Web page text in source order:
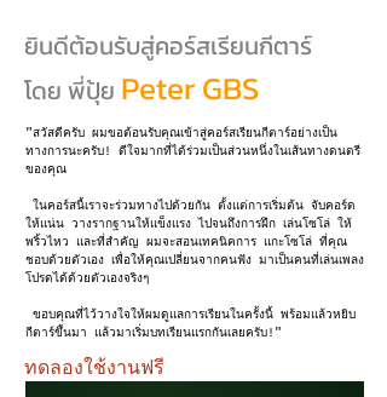
ยินดีต้อนรับสู่คอร์สเรียนกีตาร์
โดย พี่ปุ้ย Peter GBS
"สวัสดีครับ ผมขอต้อนรับคุณเข้าสู่คอร์สเรียนกีตาร์อย่างเป็น
ทางการนะครับ! ดีใจมากที่ได้ร่วมเป็นส่วนหนึ่งในเส้นทางดนตรี
ของคุณ
ในคอร์สนี้เราจะร่วมทางไปด้วยกัน ตั้งแต่การเริ่มต้น จับคอร์ด
ให้แน่น วางรากฐานให้แข็งแรง ไปจนถึงการฝึก เล่นโซโล่ ให้
พริ้วไหว และที่สำคัญ ผมจะสอนเทคนิคการ แกะโซโล่ ที่คุณ
ชอบด้วยตัวเอง เพื่อให้คุณเปลี่ยนจากคนฟัง มาเป็นคนที่เล่นเพลง
โปรดได้ด้วยตัวเองจริงๆ
ขอบคุณที่ไว้วางใจให้ผมดูแลการเรียนในครั้งนี้ พร้อมแล้วหยิบ
กีตาร์ขึ้นมา แล้วมาเริ่มบทเรียนแรกกันเลยครับ!"
ทดลองใช้งานฟรี